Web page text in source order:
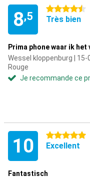
8,5
4.5 étoiles
Très bien
Prima phone waar ik
Wessel kloppenburg |
Rouge
Je recommande ce
10 5 étoiles
Excellent
Fantastisch